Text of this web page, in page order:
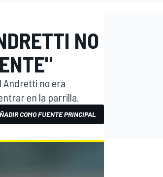
NO
Andretti no era
en la parrilla.
COMO FUENTE PRINCIPAL